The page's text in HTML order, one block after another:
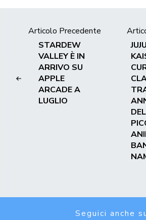
Articolo Precedente
STARDEW
VALLEY È IN
ARRIVO SU
APPLE
ARCADE A
LUGLIO
Seguici anche